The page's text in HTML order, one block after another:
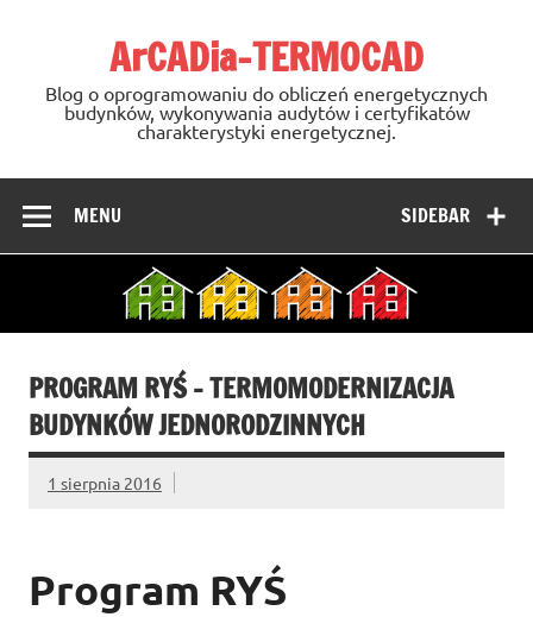
ArCADia-TERMOCAD
Blog o oprogramowaniu do obliczeń energetycznych
budynków, wykonywania audytów i certyfikatów
charakterystyki energetycznej.
SIDEBAR
MENU
PROGRAM RYŚ – TERMOMODERNIZACJA
BUDYNKÓW JEDNORODZINNYCH
1 sierpnia 2016
Program RYŚ